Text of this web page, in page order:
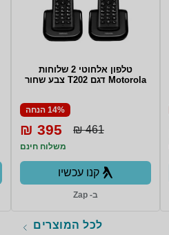
טלפון אלחוטי 2 שלוחות
Motorola דגם T202 צבע שחור
14% הנחה
461 ₪
395 ₪
משלוח חינם
קנו עכשיו
ב- Zap
לכל המוצרים